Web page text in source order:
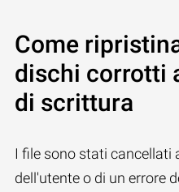
Come
dischi corrotti
di scrittura
I file sono stati cancellati
dell'utente o di un errore